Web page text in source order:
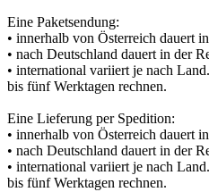
Eine Paketsendung:
• innerhalb von Österreich dauert
• nach Deutschland dauert in der
• international variiert je nach
bis fünf Werktagen rechnen.
Eine Lieferung per Spedition:
• innerhalb von Österreich dauert
• nach Deutschland dauert in der
• international variiert je nach
bis fünf Werktagen rechnen.